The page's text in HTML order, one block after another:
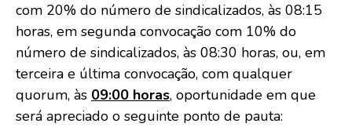
com 20% do número de sindicalizados, às 08:15
horas, em segunda convocação com 10% do
número de sindicalizados, às 08:30 horas, ou, em
terceira e última convocação, com qualquer
quorum, às 09:00 horas, oportunidade em que
será apreciado o seguinte ponto de pauta: